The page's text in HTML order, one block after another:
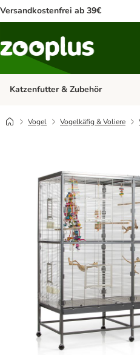
Versandkostenfrei ab 39€
Katzenfutter & Zubehör
Vogel Vogelkäfig & Voliere